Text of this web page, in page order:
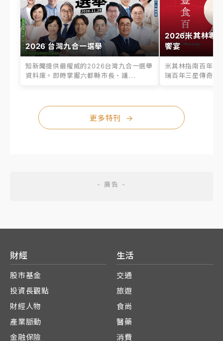
2026 台灣九合一選舉
知新聞提供最權威的2026台灣九合一選舉
資料庫。即時掌握六都縣市長、議...
2026米其林專
饗宴
米其林指南百年之
瑞百年三星傳奇、
更多特刊 →
財經
股市基金
投資長觀點
財經人物
產業脈動
金融保險
生活
交通
旅遊
食尚
醫藥
消費